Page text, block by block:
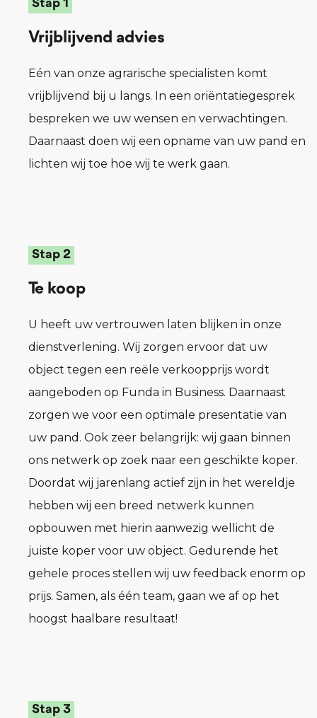
Stap 1
Vrijblijvend advies
Eén van onze agrarische specialisten komt
vrijblijvend bij u langs. In een oriëntatiegesprek
bespreken we uw wensen en verwachtingen.
Daarnaast doen wij een opname van uw pand en
lichten wij toe hoe wij te werk gaan.
Stap 2
Te koop
U heeft uw vertrouwen laten blijken in onze
dienstverlening. Wij zorgen ervoor dat uw
object tegen een reële verkoopprijs wordt
aangeboden op Funda in Business. Daarnaast
zorgen we voor een optimale presentatie van
uw pand. Ook zeer belangrijk: wij gaan binnen
ons netwerk op zoek naar een geschikte koper.
Doordat wij jarenlang actief zijn in het wereldje
hebben wij een breed netwerk kunnen
opbouwen met hierin aanwezig wellicht de
juiste koper voor uw object. Gedurende het
gehele proces stellen wij uw feedback enorm op
prijs. Samen, als één team, gaan we af op het
hoogst haalbare resultaat!
Stap 3